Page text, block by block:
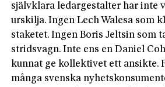
självklara ledargestalter har inte
urskilja. Ingen Lech Walesa som
staketet. Ingen Boris Jeltsin som
stridsvagn. Inte ens en Daniel
kunnat ge kollektivet ett ansikte.
många svenska